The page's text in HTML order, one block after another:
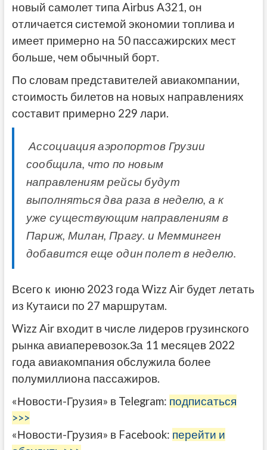
новый самолет типа Airbus A321, он
отличается системой экономии топлива и
имеет примерно на 50 пассажирских мест
больше, чем обычный борт.
По словам представителей авиакомпании,
стоимость билетов на новых направлениях
составит примерно 229 лари.
Ассоциация аэропортов Грузии
сообщила, что по новым
направлениям рейсы будут
выполняться два раза в неделю, а к
уже существующим направлениям в
Париж, Милан, Прагу. и Мемминген
добавится еще один полет в неделю.
Всего к июню 2023 года Wizz Air будет летать
из Кутаиси по 27 маршрутам.
Wizz Air входит в числе лидеров грузинского
рынка авиаперевозок.За 11 месяцев 2022
года авиакомпания обслужила более
полумиллиона пассажиров.
«Новости-Грузия» в Telegram: подписаться
>>>
«Новости-Грузия» в Facebook: перейти и